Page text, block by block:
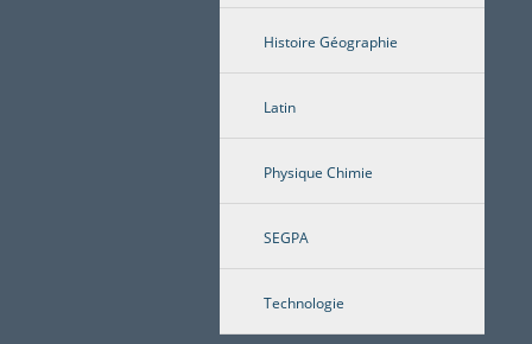
Histoire Géographie
Latin
Physique Chimie
SEGPA
Technologie